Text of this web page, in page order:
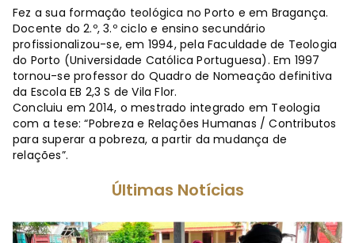
Fez a sua formação teológica no Porto e em Bragança.
Docente do 2.º, 3.º ciclo e ensino secundário
profissionalizou-se, em 1994, pela Faculdade de Teologia
do Porto (Universidade Católica Portuguesa). Em 1997
tornou-se professor do Quadro de Nomeação definitiva
da Escola EB 2,3 S de Vila Flor.
Concluiu em 2014, o mestrado integrado em Teologia
com a tese: “Pobreza e Relações Humanas / Contributos
para superar a pobreza, a partir da mudança de
relações”.
Últimas Notícias